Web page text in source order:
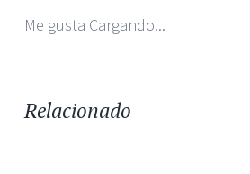
Me gusta Cargando...
Relacionado